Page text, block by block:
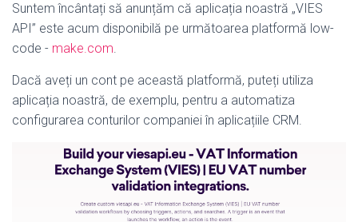
Suntem încântați să anunțăm că aplicația noastră „VIES
API” este acum disponibilă pe următoarea platformă low-
code - make.com.
Dacă aveți un cont pe această platformă, puteți utiliza
aplicația noastră, de exemplu, pentru a automatiza
configurarea conturilor companiei în aplicațiile CRM.